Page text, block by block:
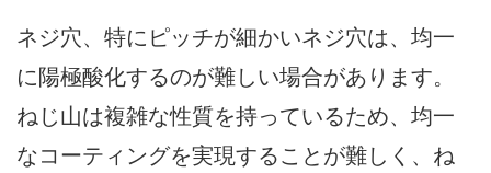
ネジ穴、特にピッチが細かいネジ穴は、均一
に陽極酸化するのが難しい場合があります。
ねじ山は複雑な性質を持っているため、均一
なコーティングを実現することが難しく、ね